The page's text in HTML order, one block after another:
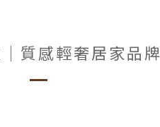
質感輕奢居家品牌